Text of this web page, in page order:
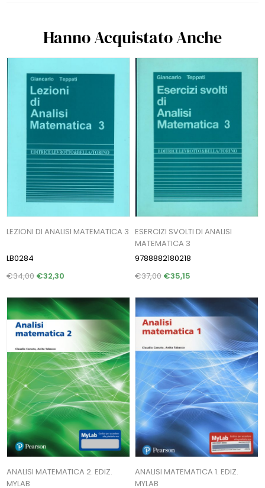
Hanno Acquistato Anche
LEZIONI DI ANALISI MATEMATICA 3
LB0284
€34,00 €32,30
ESERCIZI SVOLTI DI ANALISI
MATEMATICA 3
9788882180218
€37,00€35,15
ANALISI MATEMATICA 2. EDIZ.
MYLAB
ANALISI MATEMATICA 1. EDIZ.
MYLAB